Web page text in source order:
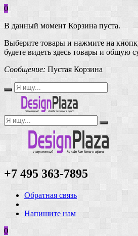
0
В данный момент Корзина пуста.
Выберите товары и нажмите на
будете видеть здесь товары и общую
Сообщение: Пустая Корзина
+7 495 363-7895
Обратная связь
Напишите нам
0